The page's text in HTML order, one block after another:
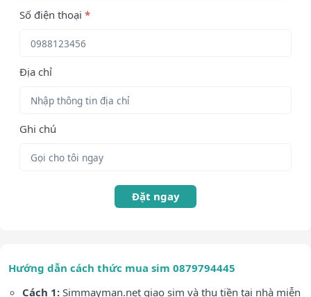
Số điện thoại *
Địa chỉ
Ghi chú
Đặt ngay
Hướng dẫn cách thức mua sim 0879794445
Cách 1: Simmayman.net giao sim và thu tiền tại nhà miễn